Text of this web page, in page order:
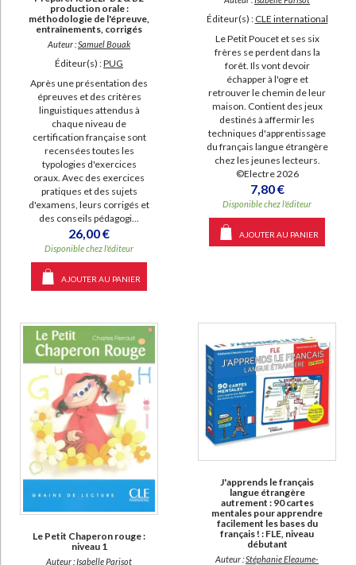
production orale :
méthodologie de l'épreuve,
entraînements, corrigés
Auteur :Samuel Bouak
Éditeur(s) :PUG
Après une présentation des
épreuves et des critères
linguistiques attendus à
chaque niveau de
certification française sont
recensées toutes les
typologies d'exercices
oraux. Avec des exercices
pratiques et des sujets
d'examens, leurs corrigés et
des conseils pédagogi...
26,00 €
Disponible chez l'éditeur
AJOUTER AU PANIER
Éditeur(s) : CLE international
Le Petit Poucet et ses six
frères se perdent dans la
forêt. Ils vont devoir
échapper à l'ogre et
retrouver le chemin de leur
maison. Contient des jeux
destinés à affermir les
techniques d'apprentissage
du français langue étrangère
chez les jeunes lecteurs.
©Electre 2026
7,80 €
Disponible chez l'éditeur
AJOUTER AU PANIER
Le Petit Chaperon rouge :
niveau 1
Auteur :Isabelle Parisot
J'apprends le français
langue étrangère
autrement : 90 cartes
mentales pour apprendre
facilement les bases du
français ! : FLE, niveau
débutant
Auteur :Stéphanie Eleaume-